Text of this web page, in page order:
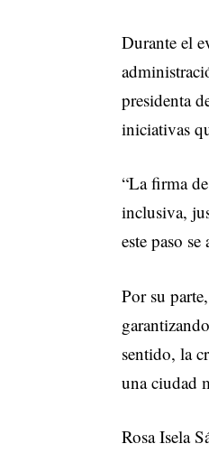
Durante el
presidenta
iniciativas
“La firma
inclusiva,
este paso
Por su
sentido, la
una ciudad
Rosa Isela